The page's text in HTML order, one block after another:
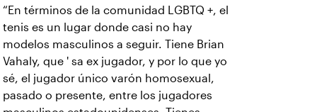
“En términos de la comunidad LGBTQ +, el
tenis es un lugar donde casi no hay
modelos masculinos a seguir. Tiene Brian
Vahaly, que ' sa ex jugador, y por lo que yo
sé, el jugador único varón homosexual,
pasado o presente, entre los jugadores